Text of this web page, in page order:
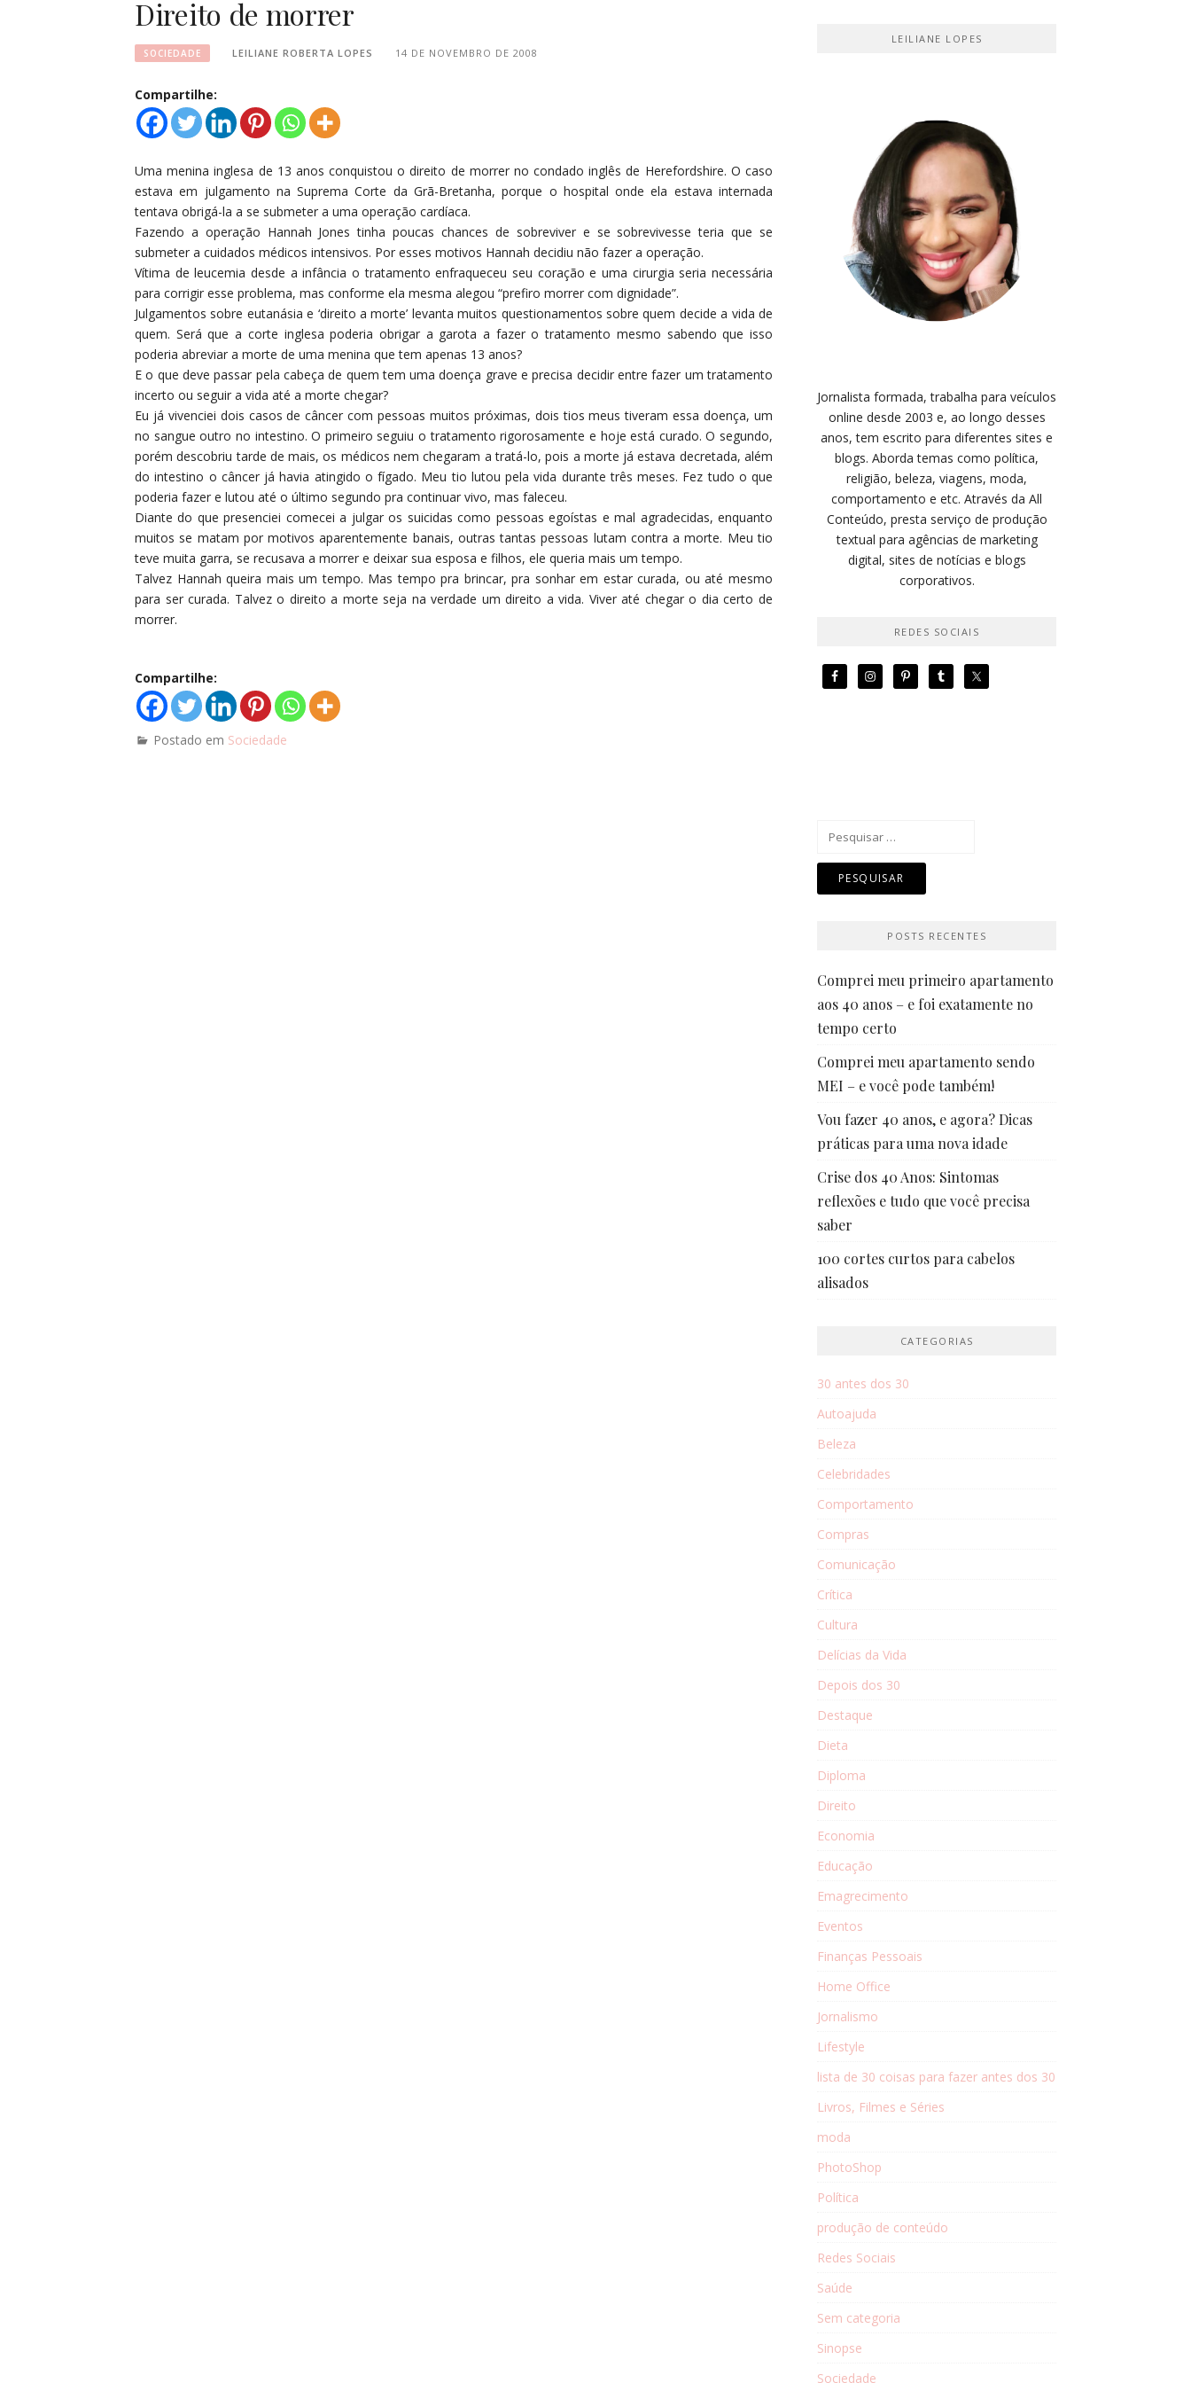
Direito de morrer
SOCIEDADE LEILIANE ROBERTA LOPES 14 DE NOVEMBRO DE 2008
Compartilhe:
Uma menina inglesa de 13 anos conquistou o direito de morrer no condado inglês de Herefordshire. O caso
estava em julgamento na Suprema Corte da Grã-Bretanha, porque o hospital onde ela estava internada
tentava obrigá-la a se submeter a uma operação cardíaca.
Fazendo a operação Hannah Jones tinha poucas chances de sobreviver e se sobrevivesse teria que se
submeter a cuidados médicos intensivos. Por esses motivos Hannah decidiu não fazer a operação.
Vítima de leucemia desde a infância o tratamento enfraqueceu seu coração e uma cirurgia seria necessária
para corrigir esse problema, mas conforme ela mesma alegou “prefiro morrer com dignidade”.
Julgamentos sobre eutanásia e ‘direito a morte’ levanta muitos questionamentos sobre quem decide a vida de
quem. Será que a corte inglesa poderia obrigar a garota a fazer o tratamento mesmo sabendo que isso
poderia abreviar a morte de uma menina que tem apenas 13 anos?
E o que deve passar pela cabeça de quem tem uma doença grave e precisa decidir entre fazer um tratamento
incerto ou seguir a vida até a morte chegar?
Eu já vivenciei dois casos de câncer com pessoas muitos próximas, dois tios meus tiveram essa doença, um
no sangue outro no intestino. O primeiro seguiu o tratamento rigorosamente e hoje está curado. O segundo,
porém descobriu tarde de mais, os médicos nem chegaram a tratá-lo, pois a morte já estava decretada, além
do intestino o câncer já havia atingido o fígado. Meu tio lutou pela vida durante três meses. Fez tudo o que
poderia fazer e lutou até o último segundo pra continuar vivo, mas faleceu.
Diante do que presenciei comecei a julgar os suicidas como pessoas egoístas e mal agradecidas, enquanto
muitos se matam por motivos aparentemente banais, outras tantas pessoas lutam contra a morte. Meu tio
teve muita garra, se recusava a morrer e deixar sua esposa e filhos, ele queria mais um tempo.
Talvez Hannah queira mais um tempo. Mas tempo pra brincar, pra sonhar em estar curada, ou até mesmo
para ser curada. Talvez o direito a morte seja na verdade um direito a vida. Viver até chegar o dia certo de
morrer.
Compartilhe:
Postado em Sociedade
LEILIANE LOPES
Jornalista formada, trabalha para veículos
online desde 2003 e, ao longo desses
anos, tem escrito para diferentes sites e
blogs. Aborda temas como política,
religião, beleza, viagens, moda,
comportamento e etc. Através da All
Conteúdo, presta serviço de produção
textual para agências de marketing
digital, sites de notícias e blogs
corporativos.
REDES SOCIAIS
POSTS RECENTES
Comprei meu primeiro apartamento
aos 40 anos – e foi exatamente no
tempo certo
Comprei meu apartamento sendo
MEI – e você pode também!
Vou fazer 40 anos, e agora? Dicas
práticas para uma nova idade
Crise dos 40 Anos: Sintomas
reflexões e tudo que você precisa
saber
100 cortes curtos para cabelos
alisados
CATEGORIAS
30 antes dos 30
Autoajuda
Beleza
Celebridades
Comportamento
Compras
Comunicação
Crítica
Cultura
Delícias da Vida
Depois dos 30
Destaque
Dieta
Diploma
Direito
Economia
Educação
Emagrecimento
Eventos
Finanças Pessoais
Home Office
Jornalismo
Lifestyle
lista de 30 coisas para fazer antes dos 30
Livros, Filmes e Séries
moda
PhotoShop
Política
produção de conteúdo
Redes Sociais
Saúde
Sem categoria
Sinopse
Sociedade